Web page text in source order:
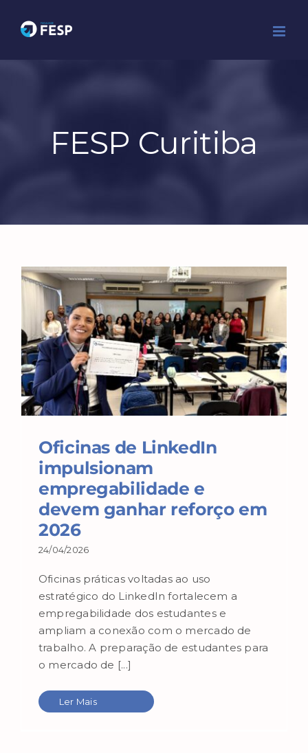
para
conteúdo
FESP Curitiba
Oficinas de LinkedIn
impulsionam
empregabilidade e
devem ganhar reforço em
2026
24/04/2026
Oficinas práticas voltadas ao uso
estratégico do LinkedIn fortalecem a
empregabilidade dos estudantes e
ampliam a conexão com o mercado de
trabalho. A preparação de estudantes para
o mercado de [...]
Ler Mais